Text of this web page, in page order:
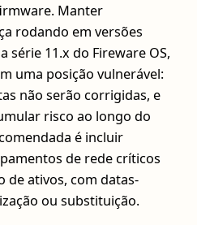
Manter
rodando em versões
série 11.x do Fireware OS,
uma posição vulnerável:
não serão corrigidas, e
risco ao longo do
é incluir
de rede críticos
de ativos, com datas-
ou substituição.